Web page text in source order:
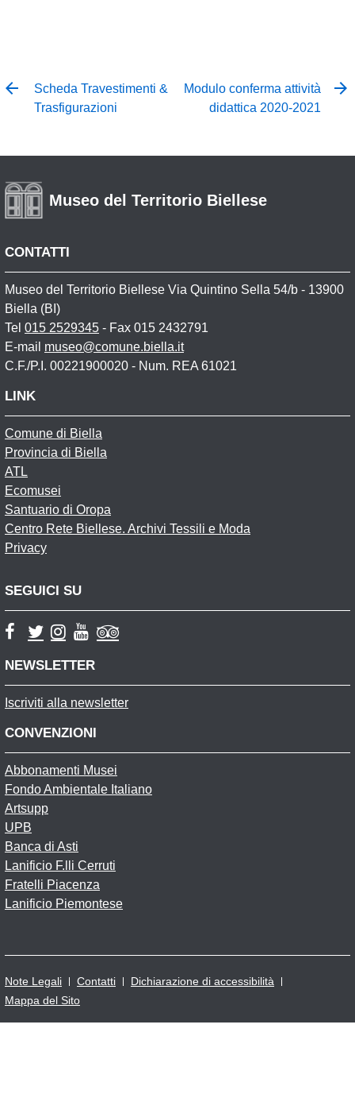
Scheda Travestimenti &
Trasfigurazioni
Modulo conferma attività
didattica 2020-2021
Museo del Territorio Biellese
CONTATTI
Museo del Territorio Biellese Via Quintino Sella 54/b - 13900
Biella (BI)
Tel 015 2529345 - Fax 015 2432791
E-mail museo@comune.biella.it
C.F./P.I. 00221900020 - Num. REA 61021
LINK
Comune di Biella
Provincia di Biella
ATL
Ecomusei
Santuario di Oropa
Centro Rete Biellese. Archivi Tessili e Moda
Privacy
SEGUICI SU
NEWSLETTER
Iscriviti alla newsletter
CONVENZIONI
Abbonamenti Musei
Fondo Ambientale Italiano
Artsupp
UPB
Banca di Asti
Lanificio F.lli Cerruti
Fratelli Piacenza
Lanificio Piemontese
Note Legali Contatti
Dichiarazione di accessibilità
Mappa del Sito